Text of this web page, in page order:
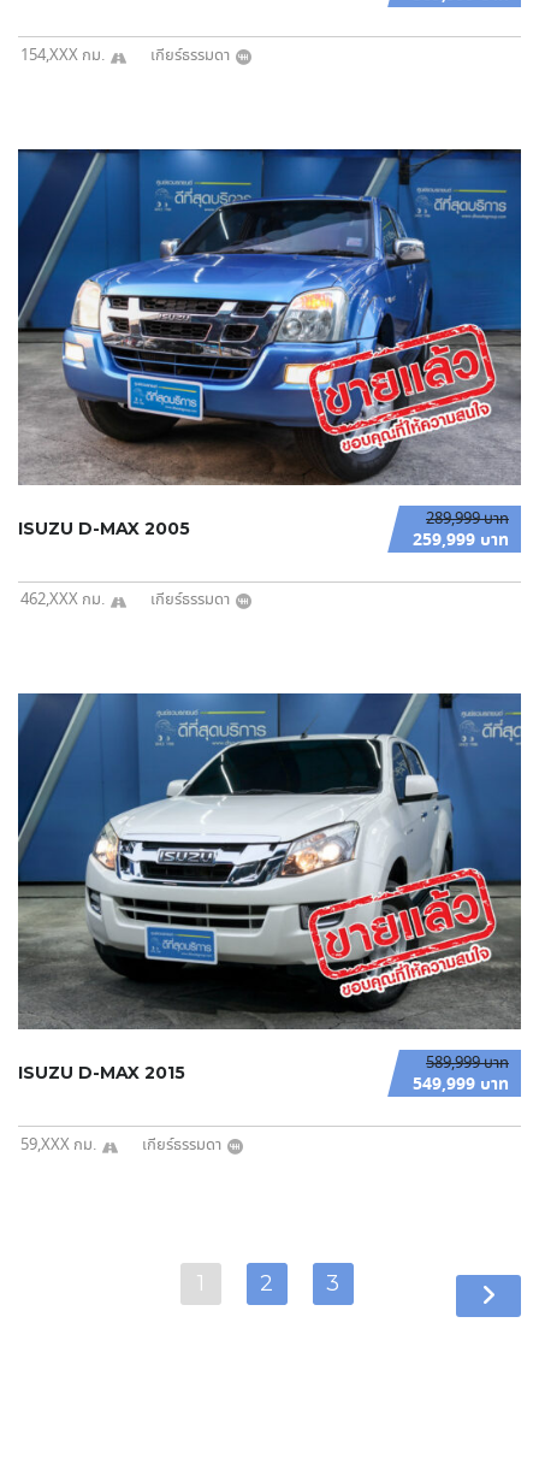
154,XXX กม. เกียร์ธรรมดา
289,999 บาท
259,999 บาท
ISUZU D-MAX 2005
462,XXX กม. เกียร์ธรรมดา
589,999 บาท
549,999 บาท
ISUZU D-MAX 2015
59,XXX กม. เกียร์ธรรมดา
1 2 3